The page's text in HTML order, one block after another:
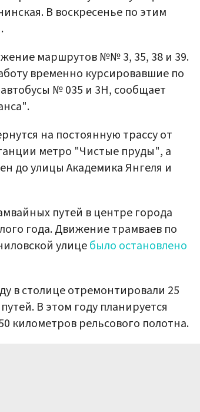
В воскресенье по этим
маршрутов №№ 3, 35, 38 и 39.
временно курсировавшие по
№ 035 и 3Н, сообщает
на постоянную трассу от
метро "Чистые пруды", а
до улицы Академика Янгеля и
путей в центре города
года. Движение трамваев по
улицебыло остановлено
в столице отремонтировали 25
В этом году планируется
километров рельсового полотна.